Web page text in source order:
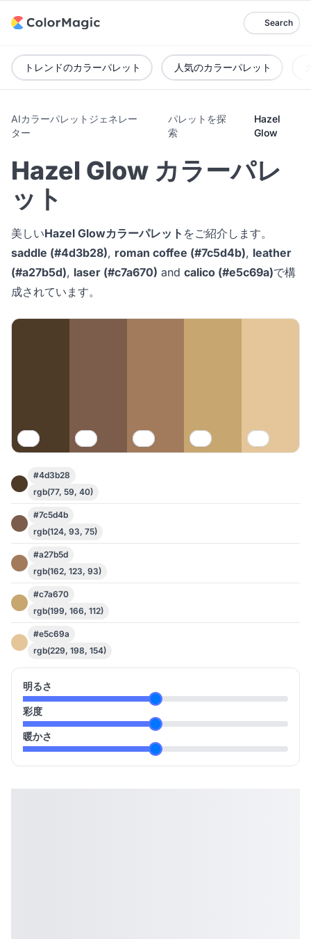
Search
トレンドのカラーパレット 人気のカラーパレット
AIカラーパレットジェネレー
ター
パレットを探
索
Hazel
Glow
Hazel Glow カラーパレ
ット
美しいHazel Glowカラーパレット をご紹介します。
saddle (#4d3b28), roman coffee (#7c5d4b), leather
(#a27b5d), laser (#c7a670) and calico (#e5c69a)で構
成されています。
#4d3b28
rgb(77, 59, 40)
#7c5d4b
rgb(124, 93, 75)
#a27b5d
rgb(162, 123, 93)
#c7a670
rgb(199, 166, 112)
#e5c69a
rgb(229, 198, 154)
明るさ
彩度
暖かさ